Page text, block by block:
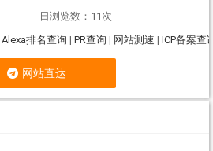
日浏览数：11次
Alexa排名查询 | PR查询 | 网站测速 | ICP备案查
网站直达